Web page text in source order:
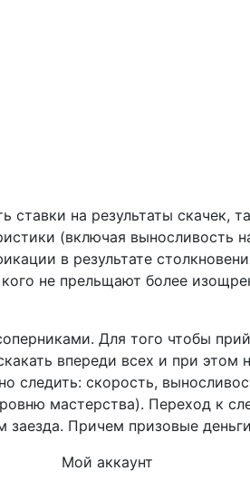
на результаты скачек,
(включая выносливость
в результате
не прельщают более
Для того чтобы
впереди всех и при
следить: скорость,
мастерства). Переход к
Причем призовые
Мой аккаунт